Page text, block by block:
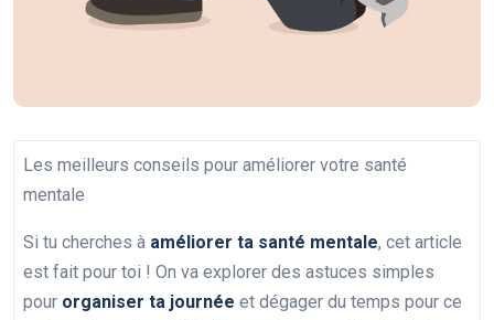
Les meilleurs conseils pour améliorer votre santé
mentale
Si tu cherches à améliorer ta santé mentale, cet article
est fait pour toi ! On va explorer des astuces simples
pour organiser ta journée et dégager du temps pour ce